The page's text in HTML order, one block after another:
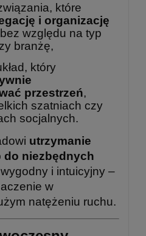
które
i organizację
bez względu na typ
branżę,
który
przestrzeń,
szatniach czy
socjalnych.
utrzymanie
do niezbędnych
i intuicyjny –
w
natężeniu ruchu.